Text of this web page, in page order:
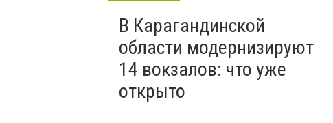
В Карагандинской
области модернизируют
14 вокзалов: что уже
открыто